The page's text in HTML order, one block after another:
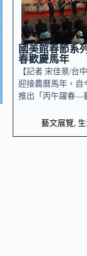
國美館春節系
春歡慶馬年
【記者 宋佳景/台
迎接農曆馬年，自
推出「丙午躍春—
藝文展覽,